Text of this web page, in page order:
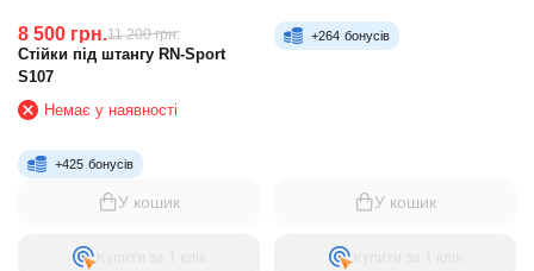
8 500 грн.11 200 грн.
Стійки під штангу RN-Sport
S107
Немає у наявності
+425 бонусів
У кошик
Купити за 1 клiк
+264 бонусів
У кошик
Купити за 1 клiк